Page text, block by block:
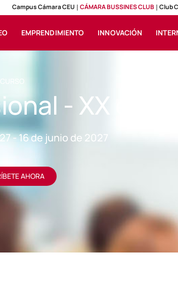
Campus Cámara CEU CÁMARA BUSSINES CLUB Club
EMPRENDIMIENTO INNOVACIÓN
CURSO
- XX
- 16 de junio de 2027
AHORA